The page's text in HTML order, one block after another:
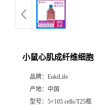
小鼠心肌成纤维细胞
品牌： EnkiLife
产地： 中国
型号： 5×105 cells/T25瓶